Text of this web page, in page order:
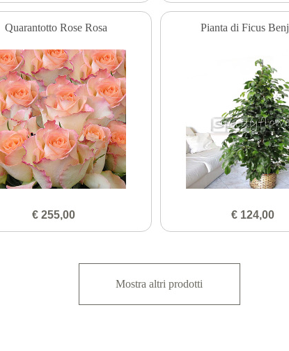
Quarantotto Rose Rosa
€ 255,00
Pianta di Ficus
€ 124,00
Mostra altri prodotti